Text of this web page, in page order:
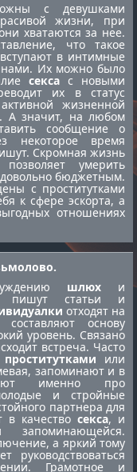
с девушками
жизни, при
хватаются за нее.
что такое
вступают в интимные
Их можно было
секса с новыми
их в статус
жизненной
А значит, на любом
сообщение о
некоторое время
Скромная жизнь
умерить
бюджетным.
с проститутками
к сфере эскорта, а
отношениях
шлюх и
статьи и
отходят на
основу
уровень. Связано
встреча. Часто
проститутками или
запоминают и в
именно про
и стройные
партнера для
в качество секса, и
а яркий тому
руководствоваться
Грамотное и